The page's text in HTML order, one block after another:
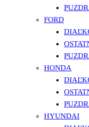
FORD
HONDA
HYUNDAI